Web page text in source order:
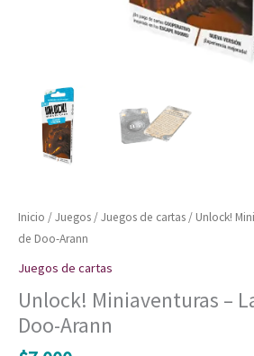
Inicio /Juegos /Juegos de cartas / Unlock!
de Doo-Arann
Juegos de cartas
Unlock! Miniaventuras –
Doo-Arann